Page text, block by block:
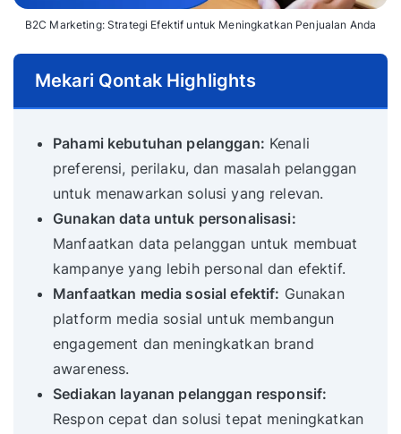
B2C Marketing: Strategi Efektif untuk Meningkatkan Penjualan Anda
Mekari Qontak Highlights
Pahami kebutuhan pelanggan: Kenali
preferensi, perilaku, dan masalah pelanggan
untuk menawarkan solusi yang relevan.
Gunakan data untuk personalisasi:
Manfaatkan data pelanggan untuk membuat
kampanye yang lebih personal dan efektif.
Manfaatkan media sosial efektif: Gunakan
platform media sosial untuk membangun
engagement dan meningkatkan brand
awareness.
Sediakan layanan pelanggan responsif:
Respon cepat dan solusi tepat meningkatkan